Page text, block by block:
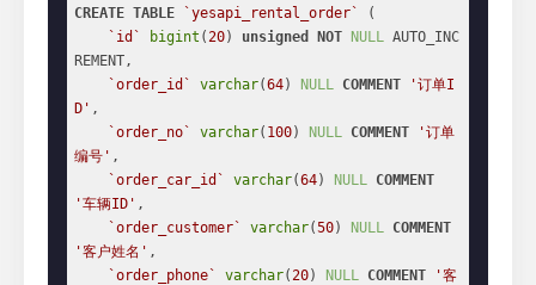
CREATE TABLE `yesapi_rental_order`
(
`id`
bigint (20) unsigned NOT NULL AUTO_INC
REMENT,
`order_id`
varchar(64) NULL COMMENT
'订单I
D' ,
`order_no`
varchar( 100) NULL COMMENT
'订单
编号' ,
`order_car_id`
varchar(64) NULL COMMENT
'车辆ID' ,
`order_customer`
varchar(50) NULL COMMENT
'客户姓名' ,
`order_phone`
varchar(20) NULL COMMENT
'客